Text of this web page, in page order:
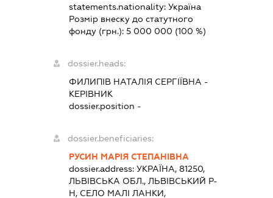
statements.nationality: Україна
Розмір внеску до статутного
фонду (грн.): 5 000 000 (100 %)
dossier.heads:
ФИЛИПІВ НАТАЛІЯ СЕРГІЇВНА -
КЕРІВНИК
dossier.position -
dossier.beneficiaries:
РУСИН МАРІЯ СТЕПАНІВНА
dossier.address: УКРАЇНА, 81250,
ЛЬВІВСЬКА ОБЛ., ЛЬВІВСЬКИЙ Р-
Н, СЕЛО МАЛІ ЛАНКИ,